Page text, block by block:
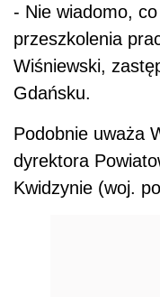
- Nie wiadomo,
przeszkolenia
Wiśniewski,
Gdańsku.
Podobnie uważa
dyrektora
Kwidzynie (woj.